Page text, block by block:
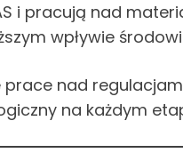
i pracują nad
wpływie
nad
na każdym